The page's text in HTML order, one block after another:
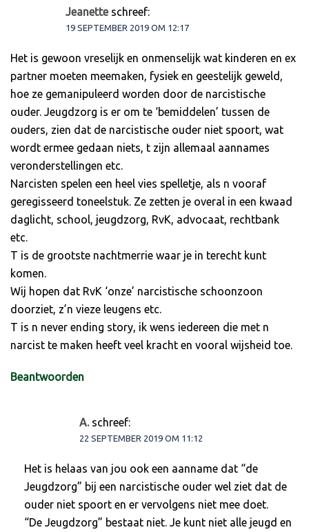
Jeanette schreef:
19 SEPTEMBER 2019 OM 12:17
Het is gewoon vreselijk en onmenselijk wat kinderen en ex
partner moeten meemaken, fysiek en geestelijk geweld,
hoe ze gemanipuleerd worden door de narcistische
ouder. Jeugdzorg is er om te ‘bemiddelen’ tussen de
ouders, zien dat de narcistische ouder niet spoort, wat
wordt ermee gedaan niets, t zijn allemaal aannames
veronderstellingen etc.
Narcisten spelen een heel vies spelletje, als n vooraf
geregisseerd toneelstuk. Ze zetten je overal in een kwaad
daglicht, school, jeugdzorg, RvK, advocaat, rechtbank
etc.
T is de grootste nachtmerrie waar je in terecht kunt
komen.
Wij hopen dat RvK ‘onze’ narcistische schoonzoon
doorziet, z’n vieze leugens etc.
T is n never ending story, ik wens iedereen die met n
narcist te maken heeft veel kracht en vooral wijsheid toe.
Beantwoorden
A. schreef:
22 SEPTEMBER 2019 OM 11:12
Het is helaas van jou ook een aanname dat “de
Jeugdzorg” bij een narcistische ouder wel ziet dat de
ouder niet spoort en er vervolgens niet mee doet.
“De Jeugdzorg” bestaat niet. Je kunt niet alle jeugd en